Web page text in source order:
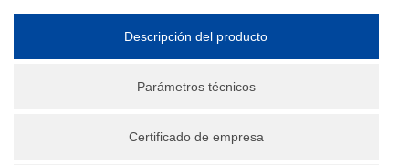
Descripción del producto
Parámetros técnicos
Certificado de empresa